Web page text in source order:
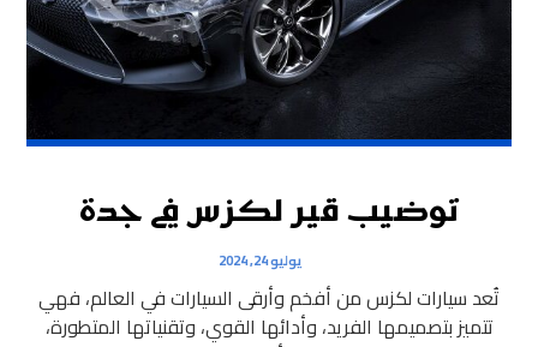
توضيب قير لكزس في جدة
يوليو 24, 2024
تُعد سيارات لكزس من أفخم وأرقى السيارات في العالم، فهي
تتميز بتصميمها الفريد، وأدائها القوي، وتقنياتها المتطورة،